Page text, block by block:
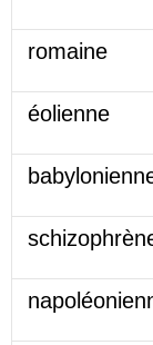
romaine
éolienne